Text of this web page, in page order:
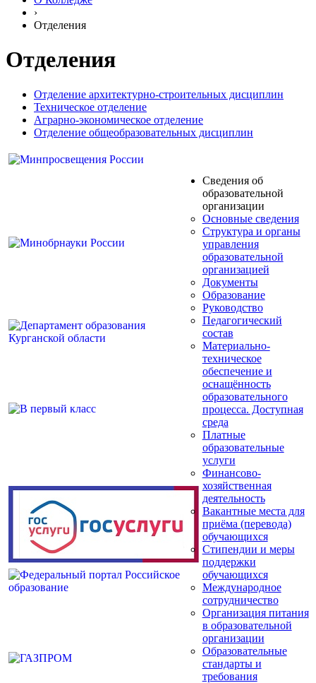
›
Отделения
Отделения
Отделение архитектурно-строительных дисциплин
Техническое отделение
Аграрно-экономическое отделение
Отделение общеобразовательных дисциплин
Сведения об
образовательной
организации
Основные сведения
Структура и органы
управления
образовательной
организацией
Документы
Образование
Руководство
Педагогический
состав
Материально-
техническое
обеспечение и
оснащённость
образовательного
процесса. Доступная
среда
Платные
образовательные
услуги
Финансово-
хозяйственная
деятельность
Вакантные места для
приёма (перевода)
обучающихся
Стипендии и меры
поддержки
обучающихся
Международное
сотрудничество
Организация питания
в образовательной
организации
Образовательные
стандарты и
требования